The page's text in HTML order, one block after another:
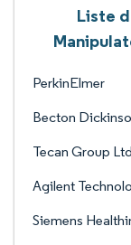
Liste
PerkinElmer
Becton
Tecan Group Ltd
Agilent
Siemens